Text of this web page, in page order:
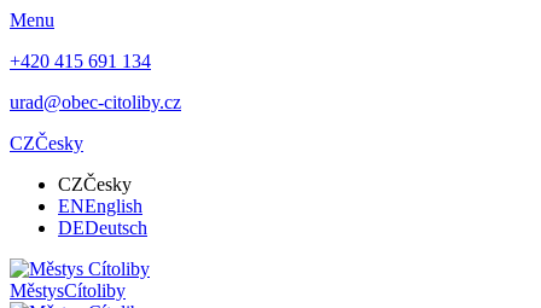
Menu
+420 415 691 134
urad@obec-citoliby.cz
CZČesky
CZČesky
ENEnglish
DEDeutsch
MěstysCítoliby